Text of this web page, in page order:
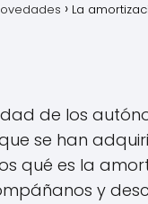
La
de los
se han
qué es la
y